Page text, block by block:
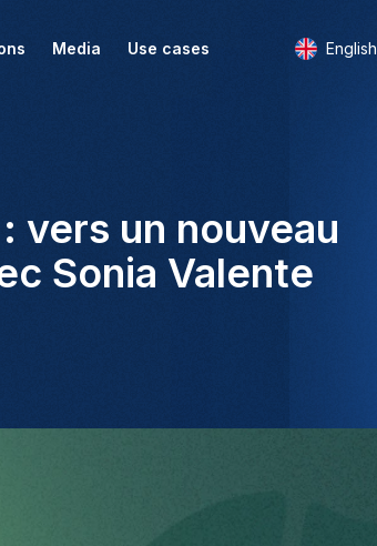
Media Use cases English
vers un nouveau
Sonia Valente